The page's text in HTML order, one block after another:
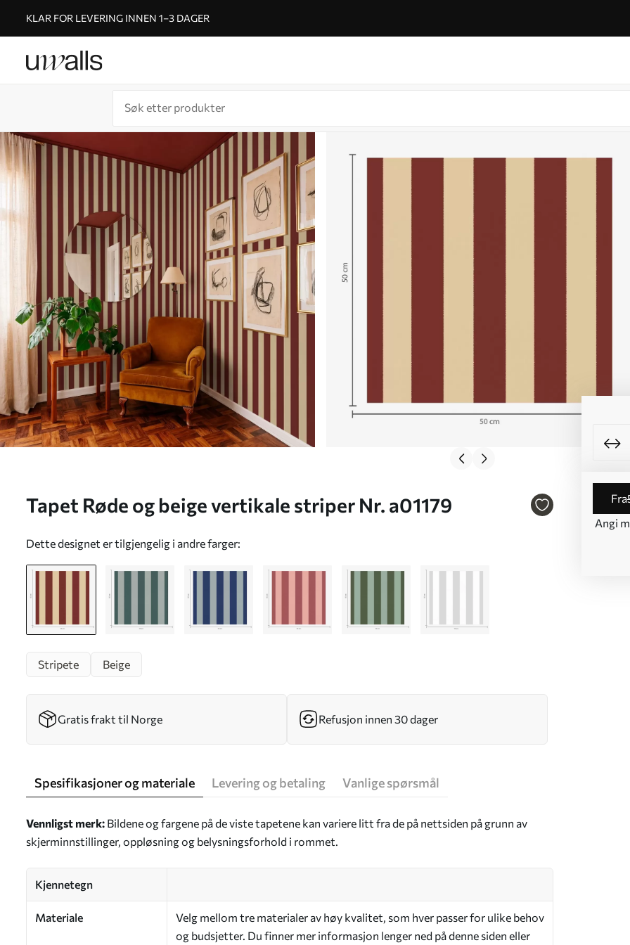
KLAR FOR LEVERING INNEN 1–3 DAGER
Tapet Røde og beige vertikale striper Nr. a01179
Dette designet er tilgjengelig i andre farger:
fra
Angi
Stripete Beige
Gratis frakt til Norge Refusjon innen 30 dager
Spesifikasjoner og materiale Levering og betaling Vanlige spørsmål
Vennligst merk: Bildene og fargene på de viste tapetene kan variere litt fra de på nettsiden på grunn av
skjerminnstillinger, oppløsning og belysningsforhold i rommet.
Kjennetegn
Materiale
Velg mellom tre materialer av høy kvalitet, som hver passer for ulike behov
og budsjetter. Du finner mer informasjon lenger ned på denne siden eller